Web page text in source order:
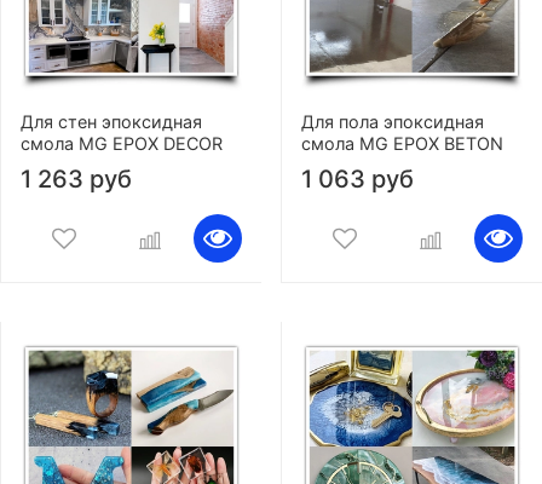
Для стен эпоксидная
смола MG EPOX DECOR
1 263 руб
Для пола эпоксидная
смола MG EPOX BETON
1 063 руб